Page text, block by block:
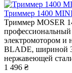
Триммер 1400
Триммер MOSER
электромотором и
BLADE, шириной
нержавеющей
1 496 ₴